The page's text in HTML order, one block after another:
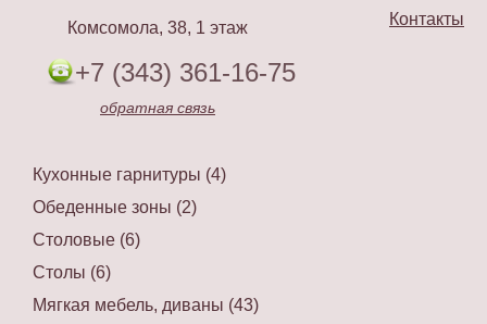
Контакты
Комсомола, 38, 1 этаж
+7 (343) 361-16-75
обратная связь
Кухонные гарнитуры (4)
Обеденные зоны (2)
Столовые (6)
Столы (6)
Мягкая мебель, диваны (43)